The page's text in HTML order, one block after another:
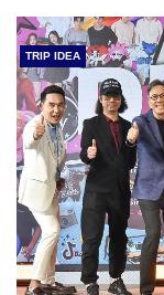
TRIP IDEA